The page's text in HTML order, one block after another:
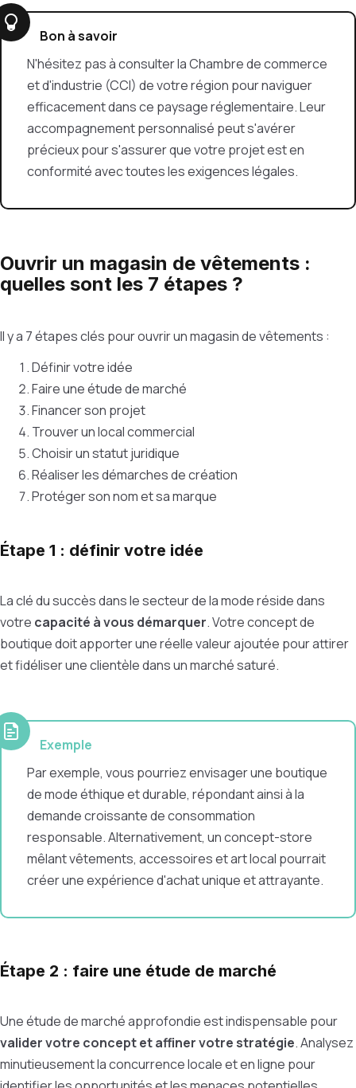
Bon à savoir
N'hésitez pas à consulter la Chambre de commerce
et d'industrie (CCI) de votre région pour naviguer
efficacement dans ce paysage réglementaire. Leur
accompagnement personnalisé peut s'avérer
précieux pour s'assurer que votre projet est en
conformité avec toutes les exigences légales.
Ouvrir un magasin de vêtements :
quelles sont les 7 étapes ?
Il y a 7 étapes clés pour ouvrir un magasin de vêtements :
Définir votre idée
Faire une étude de marché
Financer son projet
Trouver un local commercial
Choisir un statut juridique
Réaliser les démarches de création
Protéger son nom et sa marque
Étape 1 : définir votre idée
La clé du succès dans le secteur de la mode réside dans
votre capacité à vous démarquer. Votre concept de
boutique doit apporter une réelle valeur ajoutée pour attirer
et fidéliser une clientèle dans un marché saturé.
Exemple
Par exemple, vous pourriez envisager une boutique
de mode éthique et durable, répondant ainsi à la
demande croissante de consommation
responsable. Alternativement, un concept-store
mêlant vêtements, accessoires et art local pourrait
créer une expérience d'achat unique et attrayante.
Étape 2 : faire une étude de marché
Une étude de marché approfondie est indispensable pour
valider votre concept et affiner votre stratégie. Analysez
minutieusement la concurrence locale et en ligne pour